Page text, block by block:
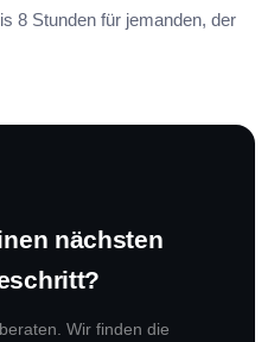
8 Stunden für jemanden, der
nächsten
Wir finden die